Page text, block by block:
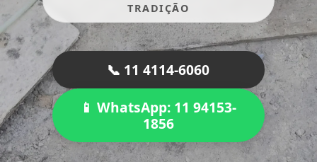
TRADIÇÃO
📞 11 4114-6060
📱 WhatsApp: 11 94153-
1856